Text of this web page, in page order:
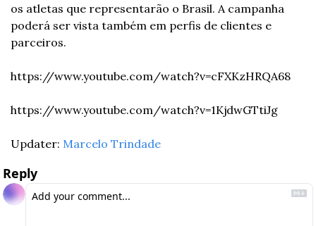
os atletas que representarão o Brasil. A campanha
poderá ser vista também em perfis de clientes e
parceiros.
https://www.youtube.com/watch?v=cFXKzHRQA68
https://www.youtube.com/watch?v=1KjdwGTtiJg
Updater: Marcelo Trindade
Reply